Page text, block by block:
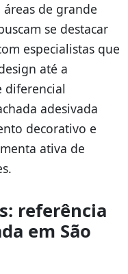
áreas de grande
se destacar
especialistas que
até a
diferencial
adesivada
decorativo e
ativa de
referência
em São